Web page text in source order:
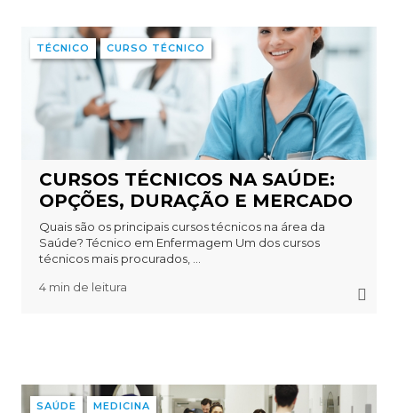
TÉCNICO CURSO TÉCNICO
CURSOS TÉCNICOS NA SAÚDE:
OPÇÕES, DURAÇÃO E MERCADO
Quais são os principais cursos técnicos na área da
Saúde? Técnico em Enfermagem Um dos cursos
técnicos mais procurados, ...
4 min de leitura
SAÚDE MEDICINA